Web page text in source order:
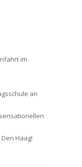
im
an
Haag!